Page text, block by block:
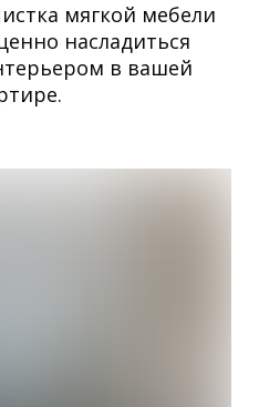
мягкой мебели
насладиться
в вашей